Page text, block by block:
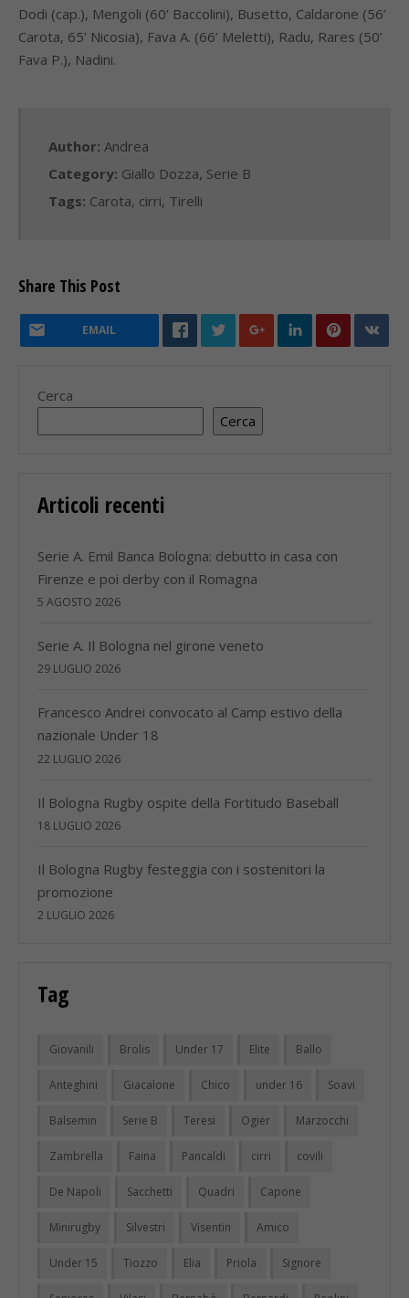
Dodi (cap.), Mengoli (60’ Baccolini), Busetto, Caldarone (56’
Carota, 65’ Nicosia), Fava A. (66’ Meletti), Radu, Rares (50’
Fava P.), Nadini.
Author: Andrea
Category: Giallo Dozza, Serie B
Tags: Carota, cirri, Tirelli
Share This Post
EMAIL
Cerca
Cerca
Articoli recenti
Serie A. Emil Banca Bologna: debutto in casa con
Firenze e poi derby con il Romagna
5 AGOSTO 2026
Serie A. Il Bologna nel girone veneto
29 LUGLIO 2026
Francesco Andrei convocato al Camp estivo della
nazionale Under 18
22 LUGLIO 2026
Il Bologna Rugby ospite della Fortitudo Baseball
18 LUGLIO 2026
Il Bologna Rugby festeggia con i sostenitori la
promozione
2 LUGLIO 2026
Tag
Giovanili Brolis Under 17 Elite Ballo
Anteghini Giacalone Chico under 16 Soavi
Balsemin Serie B Teresi Ogier Marzocchi
Zambrella Faina Pancaldi cirri covili
De Napoli Sacchetti Quadri Capone
Minirugby Silvestri Visentin Amico
Under 15 Tiozzo Elia Priola Signore